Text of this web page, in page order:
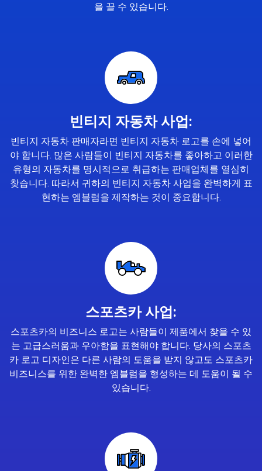
을 끌 수 있습니다.
빈티지 자동차 사업:
빈티지 자동차 판매자라면 빈티지 자동차 로고를 손에 넣어
야 합니다. 많은 사람들이 빈티지 자동차를 좋아하고 이러한
유형의 자동차를 명시적으로 취급하는 판매업체를 열심히
찾습니다. 따라서 귀하의 빈티지 자동차 사업을 완벽하게 표
현하는 엠블럼을 제작하는 것이 중요합니다.
스포츠카 사업:
스포츠카의 비즈니스 로고는 사람들이 제품에서 찾을 수 있
는 고급스러움과 우아함을 표현해야 합니다. 당사의 스포츠
카 로고 디자인은 다른 사람의 도움을 받지 않고도 스포츠카
비즈니스를 위한 완벽한 엠블럼을 형성하는 데 도움이 될 수
있습니다.